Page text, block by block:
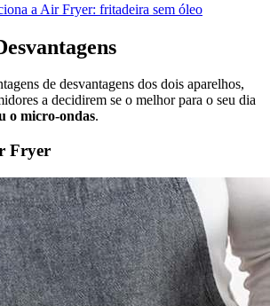
a Air Fryer: fritadeira sem óleo
de desvantagens dos dois aparelhos,
a decidirem se o melhor para o seu dia
o micro-ondas.
Fryer